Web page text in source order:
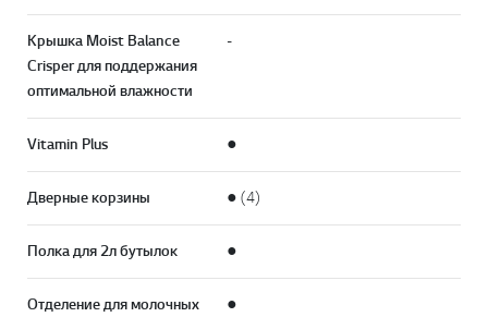
Крышка Moist Balance
Crisper для поддержания
оптимальной влажности
-
Vitamin Plus ●
Дверные корзины ● (4)
Полка для 2л бутылок ●
Отделение для молочных
●